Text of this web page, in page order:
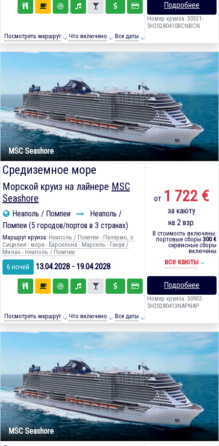
Посмотреть маршрут Что включено Все даты
Подробнее
Номер круиза: 30321-
SH20280410BCNBCN
MSC Seashore
Средиземное море
Морской круиз на лайнере MSC
Seashore
Неаполь / Помпеи
Неаполь /
Помпеи (5 городов/портов в 3 странах)
Маршрут круиза: Неаполь / Помпеи - Палермо, о.
Сицилия - море - Барселона - Марсель - Генуя /
Милан - Неаполь / Помпеи
6 ночей 13.04.2028 - 19.04.2028
Посмотреть маршрут Что включено Все даты
от 1 722 €
за каюту
на 2 взр.
В стоимость включены:
портовые сборы 300 €
сервисные сборы
включены
все каюты
Подробнее
Номер круиза: 30932-
SH20280413NAPNAP
MSC Seashore